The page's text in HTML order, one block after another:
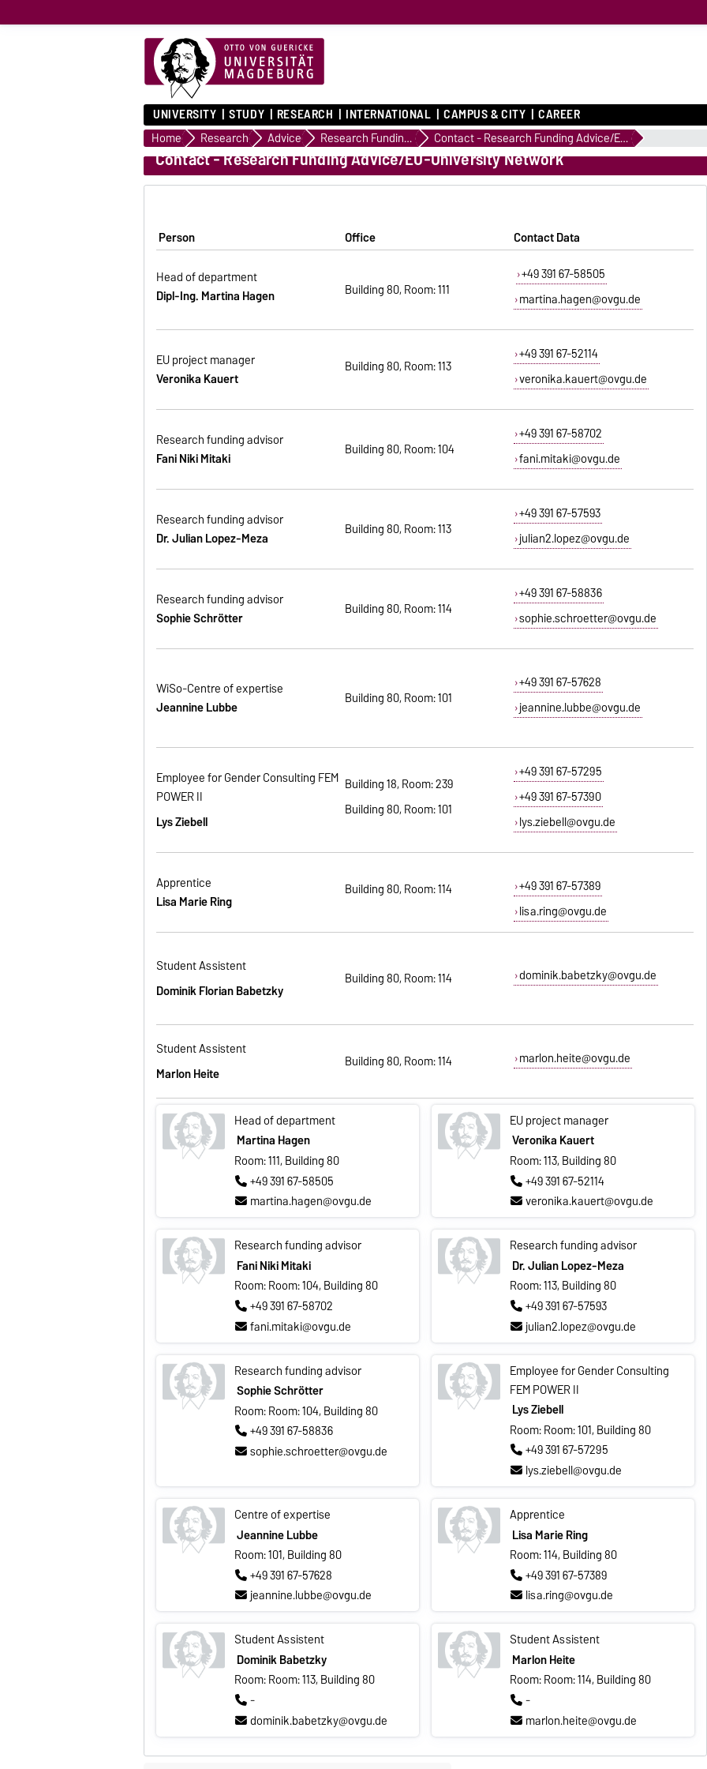
UNIVERSITY STUDY RESEARCH INTERNATIONAL CAMPUS & CITY CAREER
Home Research Advice Research Funding Advice Contact - Research Funding Advice/EU-University Network
Contact - Research Funding Advice/EU-University Network
Person Office Contact Data
Head of department
Dipl-Ing. Martina Hagen
Building 80, Room: 111
+49 391 67-58505
martina.hagen@ovgu.de
EU project manager
Veronika Kauert
Building 80, Room: 113
+49 391 67-52114
veronika.kauert@ovgu.de
Research funding advisor
Fani Niki Mitaki
Building 80, Room: 104
+49 391 67-58702
fani.mitaki@ovgu.de
Research funding advisor
Dr. JulianLopez-Meza Building 80, Room: 113
+49 391 67-57593
julian2.lopez@ovgu.de
Research funding advisor
Sophie Schrötter
Building 80, Room: 114
+49 391 67-58836
sophie.schroetter@ovgu.de
WiSo-Centre of expertise
Jeannine Lubbe
Building 80, Room: 101
+49 391 67-57628
jeannine.lubbe@ovgu.de
Employee for Gender Consulting FEM
POWER II
Lys Ziebell
Building 18, Room: 239
Building 80, Room: 101
+49 391 67-57295
+49 391 67-57390
lys.ziebell@ovgu.de
Apprentice
Lisa Marie Ring
Building 80, Room: 114
+49 391 67-57389
lisa.ring@ovgu.de
Student Assistent
Dominik Florian Babetzky
Building 80, Room: 114 dominik.babetzky@ovgu.de
Student Assistent
Marlon Heite
Building 80, Room: 114 marlon.heite@ovgu.de
Head of department
Martina Hagen
Room: 111, Building 80
+49 391 67-58505
martina.hagen@ovgu.de
EU project manager
Veronika Kauert
Room: 113, Building 80
+49 391 67-52114
veronika.kauert@ovgu.de
Research funding advisor
Fani Niki Mitaki
Room: Room: 104, Building 80
+49 391 67-58702
fani.mitaki@ovgu.de
Research funding advisor
Dr. Julian Lopez-Meza
Room: 113, Building 80
+49 391 67-57593
julian2.lopez@ovgu.de
Research funding advisor
Sophie Schrötter
Room: Room: 104, Building 80
+49 391 67-58836
sophie.schroetter@ovgu.de
Employee for Gender Consulting
FEM POWER II
Lys Ziebell
Room: Room: 101, Building 80
+49 391 67-57295
lys.ziebell@ovgu.de
Centre of expertise
Jeannine Lubbe
Room: 101, Building 80
+49 391 67-57628
jeannine.lubbe@ovgu.de
Apprentice
Lisa Marie Ring
Room: 114, Building 80
+49 391 67-57389
lisa.ring@ovgu.de
Student Assistent
Dominik Babetzky
Room: Room: 113, Building 80
-
dominik.babetzky@ovgu.de
Student Assistent
Marlon Heite
Room: Room: 114, Building 80
-
marlon.heite@ovgu.de